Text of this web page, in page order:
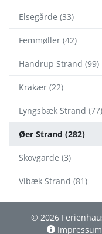
Elsegårde (33)
Femmøller (42)
Handrup Strand (99)
Krakær (22)
Lyngsbæk Strand (77)
Øer Strand (282)
Skovgarde (3)
Vibæk Strand (81)
© 2026
Impressum